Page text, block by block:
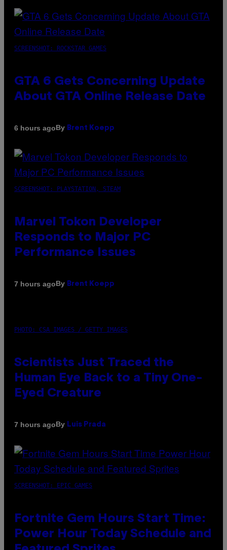
SCREENSHOT: ROCKSTAR GAMES
GTA 6 Gets Concerning Update
About GTA Online Release Date
6 hours agoBy Brent Koepp
SCREENSHOT: PLAYSTATION, STEAM
Marvel Tokon Developer
Responds to Major PC
Performance Issues
7 hours agoBy Brent Koepp
PHOTO: CSA IMAGES / GETTY IMAGES
Scientists Just Traced the
Human Eye Back to a Tiny One-
Eyed Creature
7 hours agoBy Luis Prada
SCREENSHOT: EPIC GAMES
Fortnite Gem Hours Start Time:
Power Hour Today Schedule and